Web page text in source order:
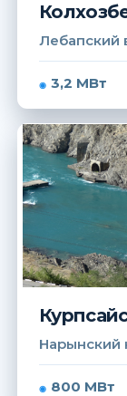
Лебапский
3,2 МВт
Нарынский
800 МВт